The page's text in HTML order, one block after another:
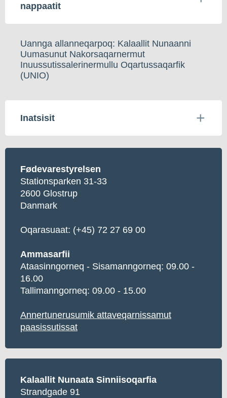
nappaatit
Uannga allanneqarpoq: Kalaallit Nunaanni
Uumasunut Nakorsaqarnermut
Inuussutissalerinermullu Oqartussaqarfik
(UNIO)
Inatsisit
Fødevarestyrelsen
Stationsparken 31-33
2600 Glostrup
Danmark
Oqarasuaat: (+45) 72 27 69 00
Ammasarfii
Ataasinngorneq - Sisamanngorneq: 09.00 -
16.00
Tallimanngorneq: 09.00 - 15.00
Annertunerusumik attaveqarnissamut
paasissutissat
Kalaallit Nunaata Sinniisoqarfia
Strandgade 91